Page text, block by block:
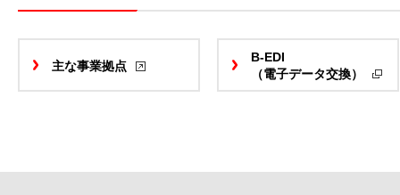
主な事業拠点
B-EDI
（電子データ交換）